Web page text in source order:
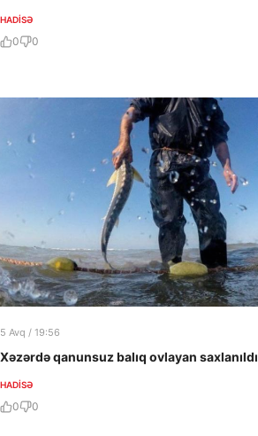
HADISƏ
0 0
5 Avq / 19:56
Xəzərdə qanunsuz balıq ovlayan saxlanıldı
HADISƏ
0 0